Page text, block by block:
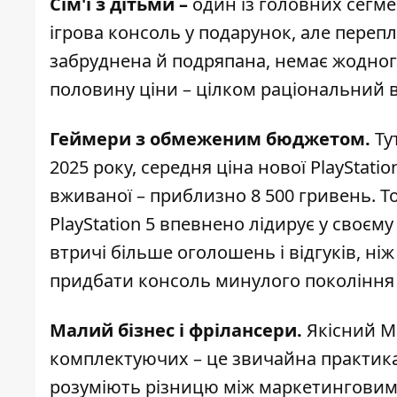
ігрова консоль у подарунок, але
забруднена й подряпана, немає
половину ціни – цілком раціональний
Геймери з обмеженим бюджетом.
2025 року, середня ціна нової
вживаної – приблизно 8 500 гривень.
PlayStation 5 впевнено лідирує у своєму
втричі більше оголошень і відгуків,
придбати консоль минулого покоління
Малий бізнес і фрілансери. Якісний
комплектуючих – це звичайна
розуміють різницю між